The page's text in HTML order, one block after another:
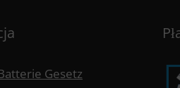
Gesetz